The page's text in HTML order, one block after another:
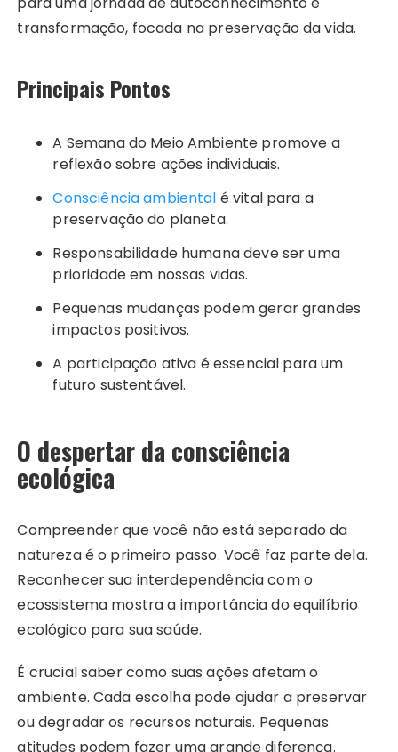
transformação, focada na preservação da vida.
Principais Pontos
A Semana do Meio Ambiente promove a
reflexão sobre ações individuais.
Consciência ambiental é vital para a
preservação do planeta.
Responsabilidade humana deve ser uma
prioridade em nossas vidas.
Pequenas mudanças podem gerar grandes
impactos positivos.
A participação ativa é essencial para um
futuro sustentável.
O despertar da consciência
ecológica
Compreender que você não está separado da
natureza é o primeiro passo. Você faz parte dela.
Reconhecer sua interdependência com o
ecossistema mostra a importância do equilíbrio
ecológico para sua saúde.
É crucial saber como suas ações afetam o
ambiente. Cada escolha pode ajudar a preservar
ou degradar os recursos naturais. Pequenas
atitudes podem fazer uma grande diferença.